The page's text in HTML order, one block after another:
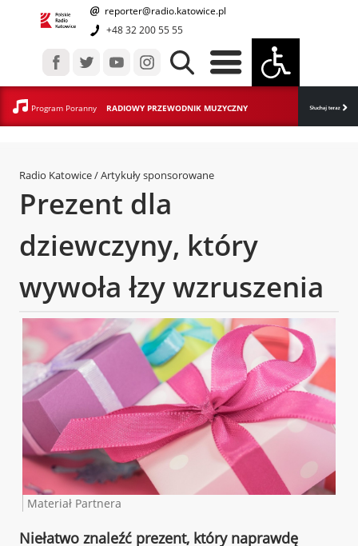
reporter@radio.katowice.pl
+48 32 200 55 55
Program Poranny RADIOWY PRZEWODNIK MUZYCZNY
Radio Katowice/ Artykuły sponsorowane
Prezent dla
dziewczyny, który
wywoła łzy wzruszenia
Materiał Partnera
Niełatwo znaleźć prezent, który naprawdę